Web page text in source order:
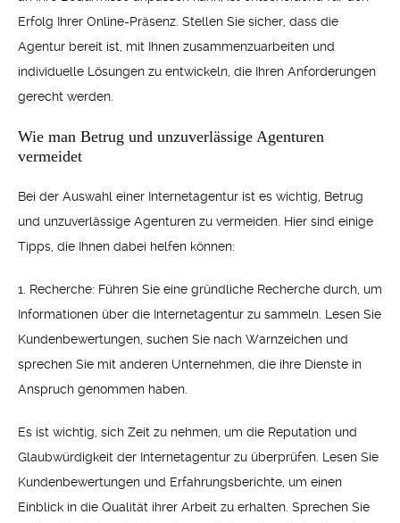
Erfolg Ihrer Online-Präsenz. Stellen Sie sicher, dass die
Agentur bereit ist, mit Ihnen zusammenzuarbeiten und
individuelle Lösungen zu entwickeln, die Ihren Anforderungen
gerecht werden.
Wie man Betrug und unzuverlässige Agenturen
vermeidet
Bei der Auswahl einer Internetagentur ist es wichtig, Betrug
und unzuverlässige Agenturen zu vermeiden. Hier sind einige
Tipps, die Ihnen dabei helfen können:
1. Recherche: Führen Sie eine gründliche Recherche durch, um
Informationen über die Internetagentur zu sammeln. Lesen Sie
Kundenbewertungen, suchen Sie nach Warnzeichen und
sprechen Sie mit anderen Unternehmen, die ihre Dienste in
Anspruch genommen haben.
Es ist wichtig, sich Zeit zu nehmen, um die Reputation und
Glaubwürdigkeit der Internetagentur zu überprüfen. Lesen Sie
Kundenbewertungen und Erfahrungsberichte, um einen
Einblick in die Qualität ihrer Arbeit zu erhalten. Sprechen Sie